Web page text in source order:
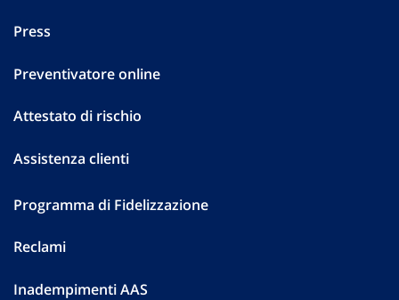
Press
Preventivatore online
Attestato di rischio
Assistenza clienti
Programma di Fidelizzazione
Reclami
Inadempimenti AAS